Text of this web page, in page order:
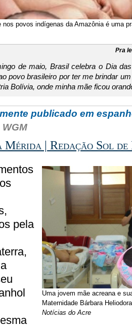
nos povos indígenas da Amazônia é uma
Pra
de maio, Brasil celebra o Dia
povo brasileiro por ter me brindar
Bolívia, onde minha mãe ficou
publicado em
| Redação Sol de
Uma jovem mãe acreana e
Maternidade Bárbara
Notícias do Acre
pela